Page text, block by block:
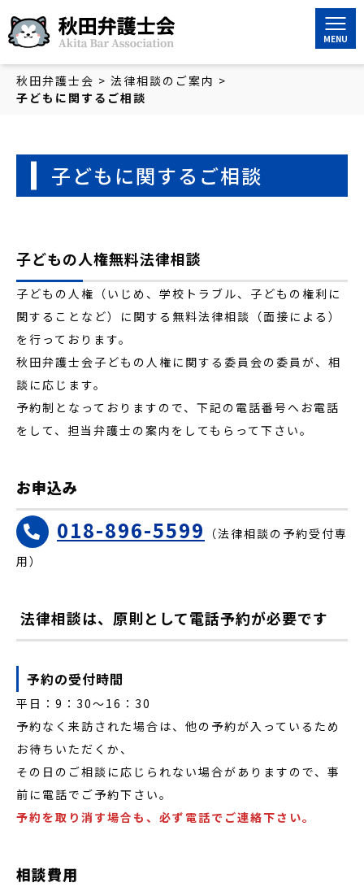
秋田弁護士会
秋田弁護士会 > 法律相談のご案内 >
子どもに関するご相談
子どもに関するご相談
子どもの人権無料法律相談
子どもの人権（いじめ、学校トラブル、子どもの権利に
関することなど）に関する無料法律相談（面接による）
を行っております。
秋田弁護士会子どもの人権に関する委員会の委員が、相
談に応じます。
予約制となっておりますので、下記の電話番号へお電話
をして、担当弁護士の案内をしてもらって下さい。
お申込み
018-896-5599
（法律相談の予約受付専
用）
法律相談は、原則として電話予約が必要です
予約の受付時間
平日：9：30〜16：30
予約なく来訪された場合は、他の予約が入っているため
お待ちいただくか、
その日のご相談に応じられない場合がありますので、事
前に電話でご予約下さい。
予約を取り消す場合も、必ず電話でご連絡下さい。
相談費用